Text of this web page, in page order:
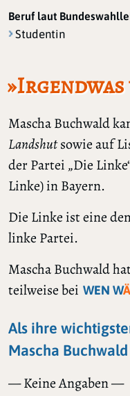
Beruf laut
Studentin
Mascha Buchwald
Landshutsowie auf
der Partei „Die
Linke) in Bayern.
Die Linke ist eine
linke Partei.
Mascha Buchwald
teilweise bei WEN WÄ
Als ihre
Mascha Buchwald
— Keine Angaben —